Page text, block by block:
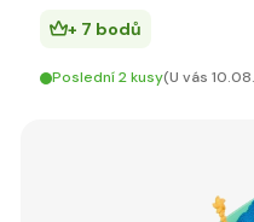
+ 7 bodů
Poslední 2 kusy(U vás